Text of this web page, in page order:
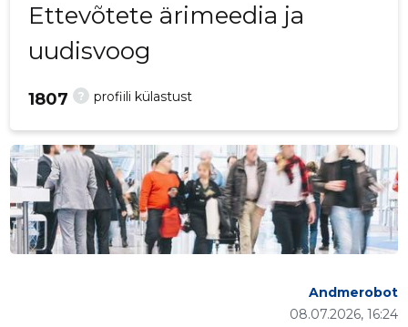
Ettevõtete ärimeedia ja
uudisvoog
? profiili külastust
1807
08.07.2026, 16:24
Andmerobot